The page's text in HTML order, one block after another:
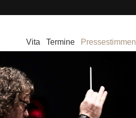
Vita Termine Pressestimmen